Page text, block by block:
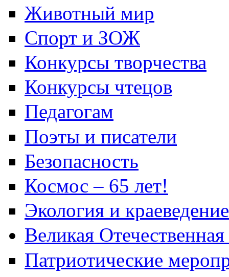
Животный мир
Спорт и ЗОЖ
Конкурсы творчества
Конкурсы чтецов
Педагогам
Поэты и писатели
Безопасность
Космос – 65 лет!
Экология и краеведение
Великая
Патриотические